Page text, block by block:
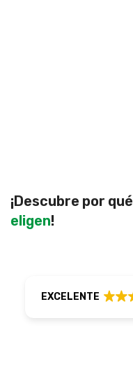
¡Descubre por qué
eligen!
EXCELENTE